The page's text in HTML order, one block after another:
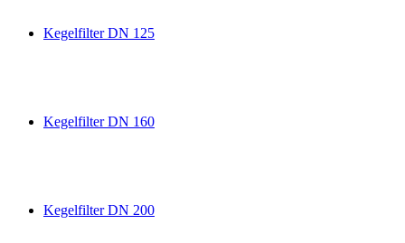
Kegelfilter DN 125
Kegelfilter DN 160
Kegelfilter DN 200